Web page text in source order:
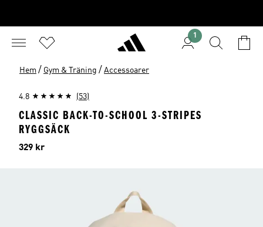
1
Hem / Gym & Träning / Accessoarer
4.8 (53)
CLASSIC BACK-TO-SCHOOL 3-STRIPES
RYGGSÄCK
Pris
329 kr